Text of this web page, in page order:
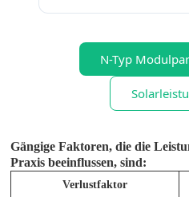
N-Typ
Gängige Faktoren, die die
Praxis beeinflussen, sind:
Verlustfaktor